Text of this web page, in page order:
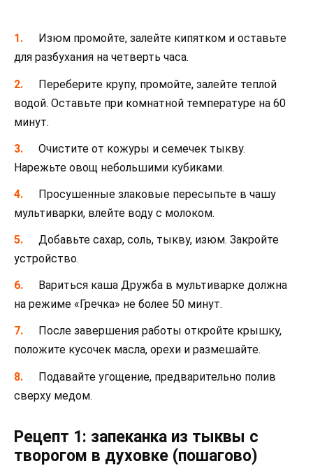
Изюм промойте, залейте кипятком и оставьте
для разбухания на четверть часа.
Переберите крупу, промойте, залейте теплой
водой. Оставьте при комнатной температуре на 60
минут.
Очистите от кожуры и семечек тыкву.
Нарежьте овощ небольшими кубиками.
Просушенные злаковые пересыпьте в чашу
мультиварки, влейте воду с молоком.
Добавьте сахар, соль, тыкву, изюм. Закройте
устройство.
Вариться каша Дружба в мультиварке должна
на режиме «Гречка» не более 50 минут.
После завершения работы откройте крышку,
положите кусочек масла, орехи и размешайте.
Подавайте угощение, предварительно полив
сверху медом.
Рецепт 1: запеканка из тыквы с
творогом в духовке (пошагово)